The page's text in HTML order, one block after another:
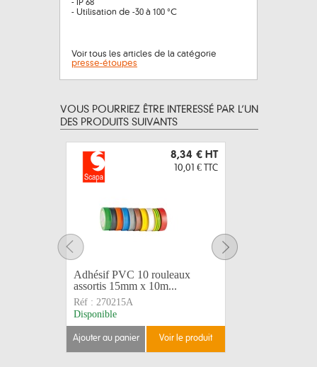
- IP 68
- Utilisation de -30 à 100 °C
Voir tous les articles de la catégorie
presse-étoupes
VOUS POURRIEZ ÊTRE INTERESSÉ PAR L’UN
DES PRODUITS SUIVANTS
8,34 € HT
10,01 € TTC
Adhésif PVC 10 rouleaux
assortis 15mm x 10m...
Réf : 270215A
Disponible
ajouter au panier voir le produit